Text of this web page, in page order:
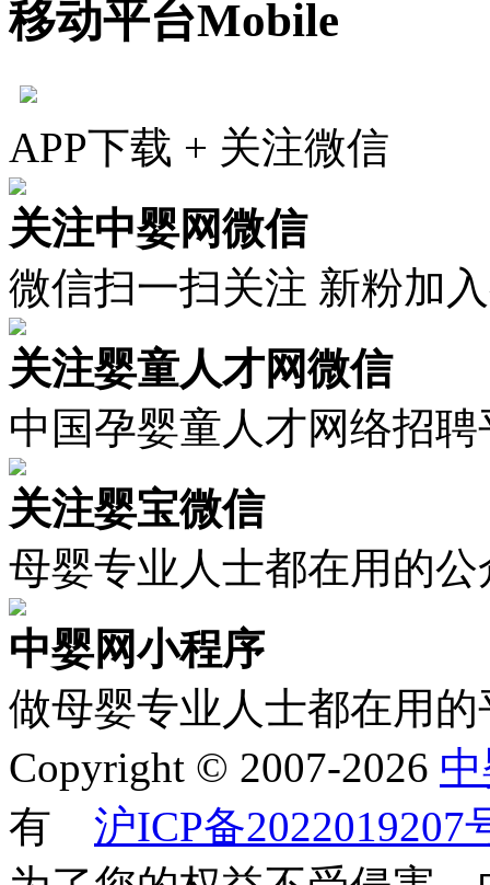
移动平台Mobile
APP下载 + 关注微信
关注中婴网微信
微信扫一扫关注 新粉加
关注婴童人才网微信
中国孕婴童人才网络招聘
关注婴宝微信
母婴专业人士都在用的公
中婴网小程序
做母婴专业人士都在用的
Copyright © 2007-2026
有 沪ICP备2022019207